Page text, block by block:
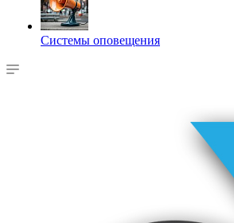
Системы оповещения